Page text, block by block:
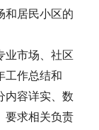
和居民小区的
业市场、社区
工作总结和
内容详实、数
要求相关负责